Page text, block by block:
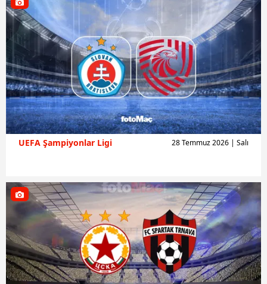
UEFA Şampiyonlar Ligi 28 Temmuz 2026 | Salı